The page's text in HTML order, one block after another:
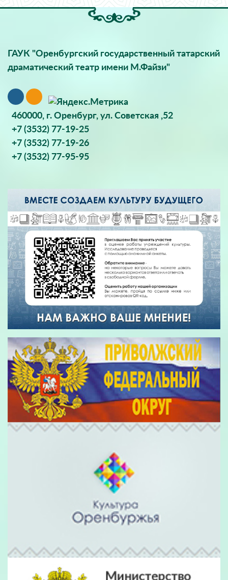
ГАУК "Оренбургский государственный татарский
драматический театр имени М.Файзи"
460000, г. Оренбург, ул. Советская ,52
+7 (3532) 77-19-25
+7 (3532) 77-19-26
+7 (3532) 77-95-95